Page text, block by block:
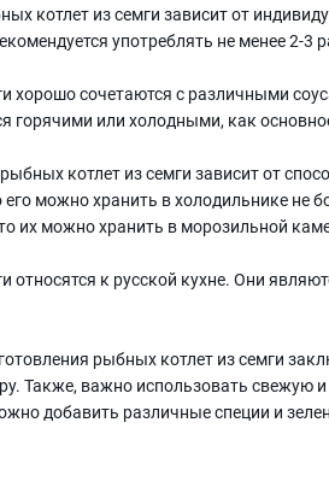
котлет из семги зависит от
употреблять не менее 2-3
хорошо сочетаются с различными
горячими или холодными, как
котлет из семги зависит от
его можно хранить в холодильнике
их можно хранить в морозильной
относятся к русской кухне. Они
рыбных котлет из семги
Также, важно использовать свежую
добавить различные специи и